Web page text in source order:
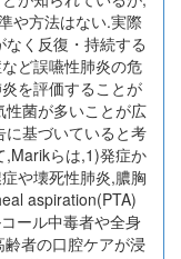
や方法はない.実際
く反復・持続する
ど誤嚥性肺炎の危
を評価することが
性菌が多いことが広
に基づいていると考
,Marikらは,1)発症か
や壊死性肺炎,膿胸
aspiration(PTA)
ール中毒者や全身
者の口腔ケアが浸